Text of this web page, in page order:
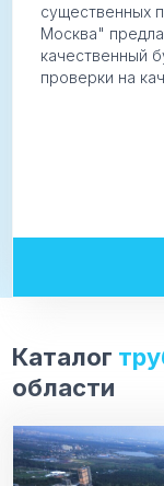
существенных
Москва"
качественный
проверки на
Каталог
области